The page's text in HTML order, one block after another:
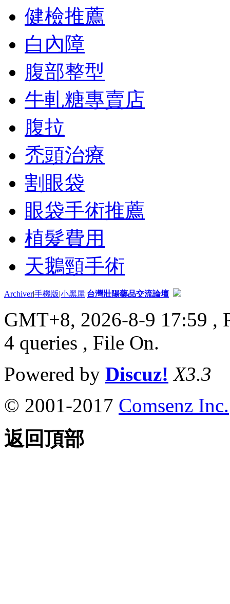
健檢推薦
白內障
腹部整型
牛軋糖專賣店
腹拉
禿頭治療
割眼袋
眼袋手術推薦
植髮費用
天鵝頸手術
Archiver|手機版|小黑屋|台灣壯陽藥品交流論壇
GMT+8, 2026-8-9 17:59 ,
4 queries , File On.
Powered by Discuz! X3.3
© 2001-2017 Comsenz Inc.
返回頂部